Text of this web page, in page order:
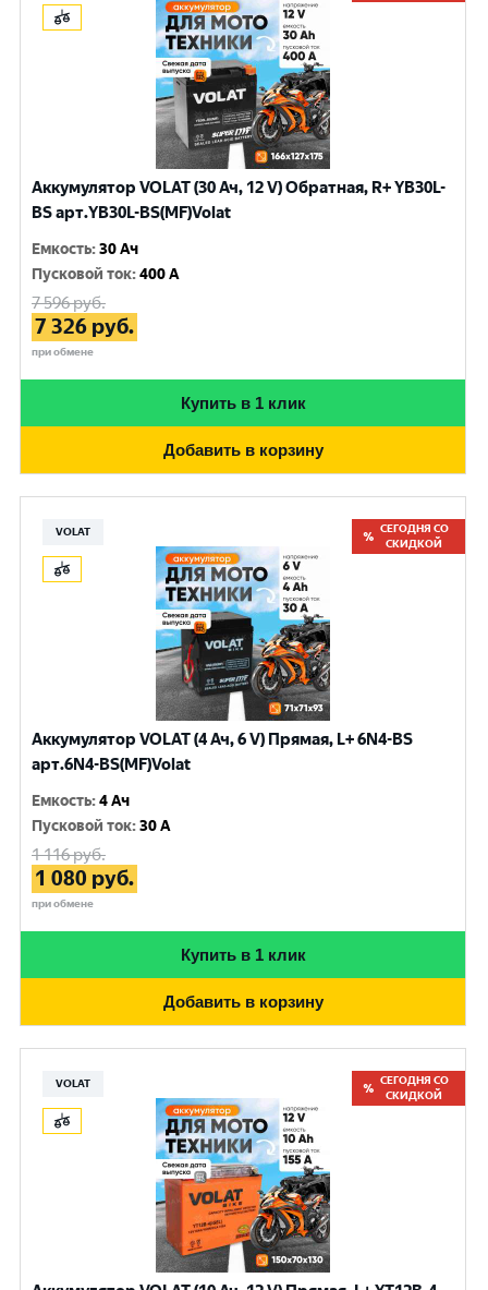
Аккумулятор VOLAT (30 Ач, 12 V) Обратная, R+ YB30L-
BS арт.YB30L-BS(MF)Volat
Емкость:30 Ач
Пусковой ток:400 A
7 596руб.
7 326 руб.
при обмене
Купить в 1 клик
Добавить в корзину
VOLAT
СЕГОДНЯ СО
СКИДКОЙ
Аккумулятор VOLAT (4 Ач, 6 V) Прямая, L+ 6N4-BS
арт.6N4-BS(MF)Volat
Емкость:4 Ач
Пусковой ток:30 A
1 116руб.
1 080 руб.
при обмене
Купить в 1 клик
Добавить в корзину
VOLAT
СЕГОДНЯ СО
СКИДКОЙ